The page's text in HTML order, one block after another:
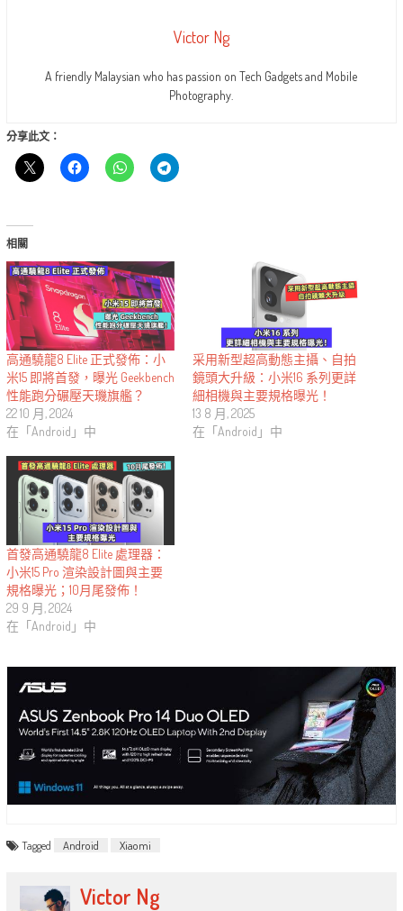
Victor Ng
A friendly Malaysian who has passion on Tech Gadgets and Mobile
Photography.
分享此文：
相關
高通驍龍8 Elite 正式發佈：小
米15 即將首發，曝光 Geekbench
性能跑分碾壓天璣旗艦？
22 10 月, 2024
在「Android」中
采用新型超高動態主攝、自拍
鏡頭大升級：小米16 系列更詳
細相機與主要規格曝光！
13 8 月, 2025
在「Android」中
首發高通驍龍8 Elite 處理器：
小米15 Pro 渲染設計圖與主要
規格曝光；10月尾發佈！
29 9 月, 2024
在「Android」中
Tagged Android Xiaomi
Victor Ng